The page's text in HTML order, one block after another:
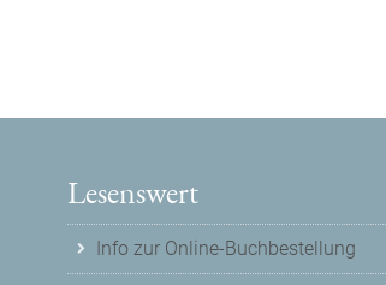
Lesenswert
Info zur Online-Buchbestellung